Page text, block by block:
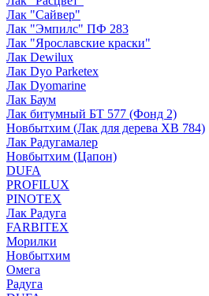
Лак "Сайвер"
Лак "Эмпилс" ПФ 283
Лак "Ярославские краски"
Лак Dewilux
Лак Dyo Parketex
Лак Dyomarine
Лак Баум
Лак битумный БТ 577 (Фонд 2)
Новбытхим (Лак для дерева ХВ 784)
Лак Радугамалер
Новбытхим (Цапон)
DUFA
PROFILUX
PINOTEX
Лак Радуга
FARBITEX
Морилки
Новбытхим
Омега
Радуга